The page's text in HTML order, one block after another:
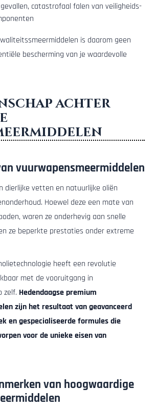
catastrofaal falen van veiligheids-
is daarom geen
bescherming van je waardevolle
achter
vuurwapensmeermiddelen
dierlijke vetten en natuurlijke oliën
Hoewel deze een mate van
waren ze onderhevig aan snelle
ze beperkte prestaties onder extreme
heeft een revolutie
met de vooruitgang in
zelf. Hedendaagse premium
zijn het resultaat van geavanceerd
en gespecialiseerde formules die
voor de unieke eisen van
van hoogwaardige